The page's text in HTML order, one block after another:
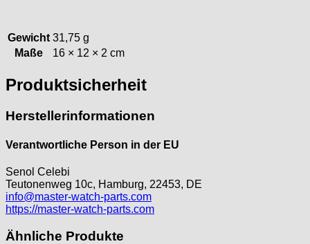
MSR
ORC
Otero
PUW
RL „Ronda"
ST "Standard "
Gewicht 31,75 g
Maße
16 × 12 × 2 cm
Produktsicherheit
Herstellerinformationen
Verantwortliche Person in der EU
Senol Celebi
Teutonenweg 10c, Hamburg, 22453, DE
info@master-watch-parts.com
https://master-watch-parts.com
Ähnliche Produkte